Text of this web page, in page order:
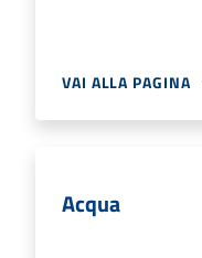
VAI ALLA PAGINA
Acqua